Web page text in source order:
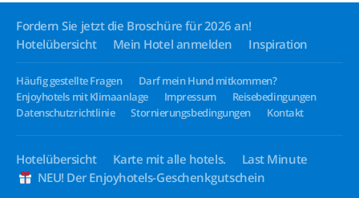
Fordern Sie jetzt die Broschüre für 2026 an!
Hotelübersicht
Mein Hotel anmelden Inspiration
Häufig gestellte Fragen
Darf mein Hund mitkommen?
Enjoyhotels mit Klimaanlage
Impressum
Reisebedingungen
Datenschutzrichtlinie
Stornierungsbedingungen Kontakt
Hotelübersicht Karte mit alle hotels.
Last Minute
NEU! Der Enjoyhotels-Geschenkgutschein